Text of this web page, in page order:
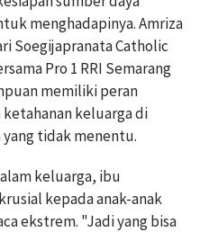
menghadapinya. Amriza
Soegijapranata Catholic
Pro 1 RRI Semarang
memiliki peran
keluarga di
tidak menentu.
keluarga, ibu
kepada anak-anak
ekstrem. "Jadi yang bisa